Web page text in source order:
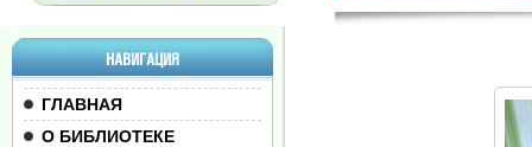
НАВИГАЦИЯ
ГЛАВНАЯ
О БИБЛИОТЕКЕ